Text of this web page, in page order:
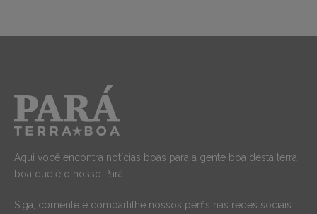
Aqui você encontra notícias boas para a gente boa desta terra
boa que é o nosso Pará.
Siga, comente e compartilhe nossos perfis nas redes sociais.